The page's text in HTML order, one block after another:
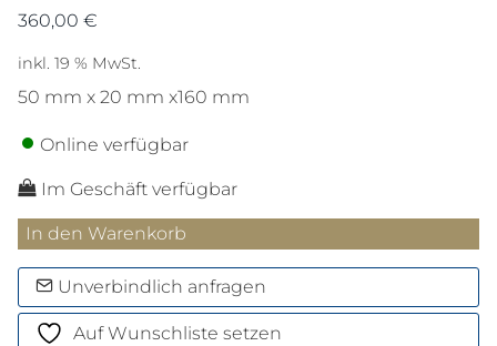
360,00 €
inkl. 19 % MwSt.
50 mm x 20 mm x160 mm
Online verfügbar
Im Geschäft verfügbar
Etui
für
Schreibgerät
mit
In den Warenkorb
Unverbindlich anfragen
Auf Wunschliste setzen